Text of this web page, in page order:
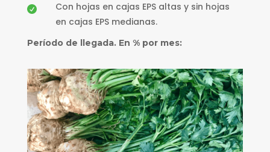

Con hojas en cajas EPS altas y sin hojas
en cajas EPS medianas.
Período de llegada. En % por mes: